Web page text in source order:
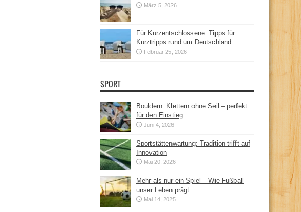
März 5, 2026
Für Kurzentschlossene: Tipps für
Kurztripps rund um Deutschland
Februar 25, 2026
SPORT
Bouldern: Klettern ohne Seil – perfekt
für den Einstieg
Juni 4, 2026
Sportstättenwartung: Tradition trifft auf
Innovation
Mai 20, 2026
Mehr als nur ein Spiel – Wie Fußball
unser Leben prägt
Mai 14, 2025